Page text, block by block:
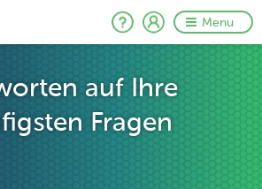
Menu
auf Ihre
Fragen